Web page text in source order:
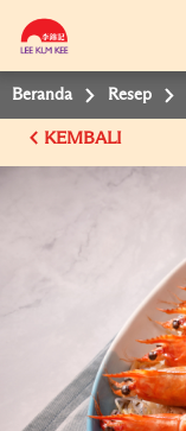
Beranda Resep
KEMBALI